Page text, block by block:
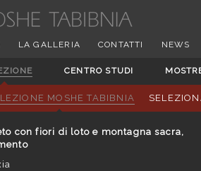
LA GALLERIA CONTATTI NEWS
CENTRO STUDI
MOSHE TABIBNIA
con fiori di loto e montagna sacra,